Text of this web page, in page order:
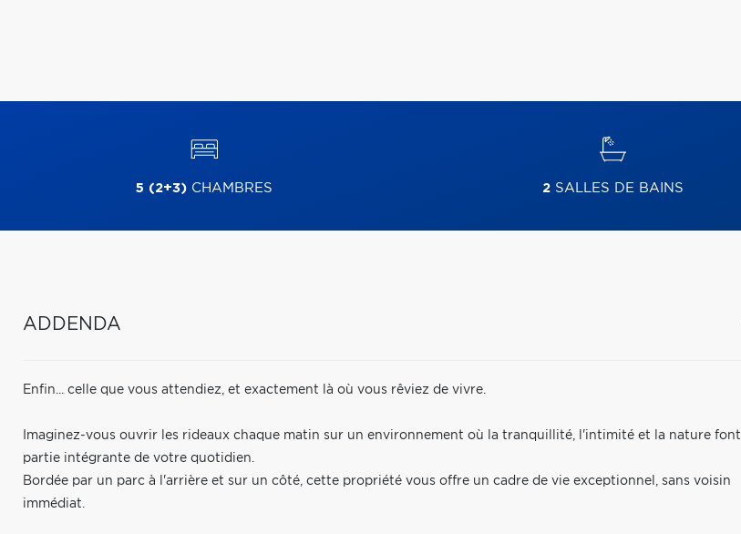
5 (2+3) CHAMBRES 2SALLES DE BAINS
ADDENDA
Enfin... celle que vous attendiez, et exactement là où vous rêviez de vivre.
Imaginez-vous ouvrir les rideaux chaque matin sur un environnement où la tranquillité, l'intimité et la nature font
partie intégrante de votre quotidien.
Bordée par un parc à l'arrière et sur un côté, cette propriété vous offre un cadre de vie exceptionnel, sans voisin
immédiat.